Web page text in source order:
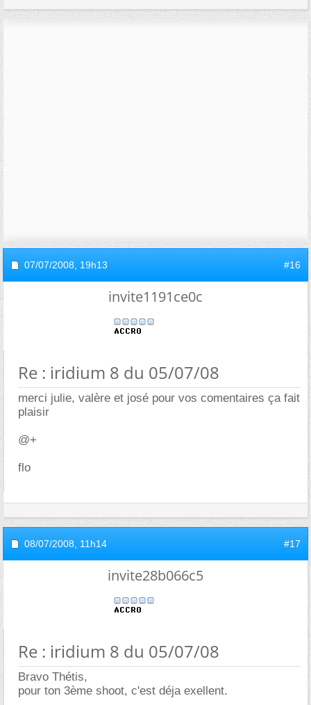
07/07/2008, 19h13 #16
invite1191ce0c
Re : iridium 8 du 05/07/08
merci julie, valère et josé pour vos comentaires ça fait
plaisir
@+
flo
08/07/2008, 11h14 #17
invite28b066c5
Re : iridium 8 du 05/07/08
Bravo Thétis,
pour ton 3ème shoot, c'est déja exellent.